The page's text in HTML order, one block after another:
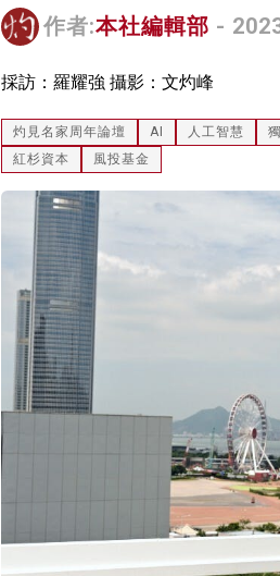
作者:本社編輯部 -
採訪：羅耀強 攝影：文灼峰
灼見名家周年論壇 AI 人工智慧
紅杉資本
風投基金